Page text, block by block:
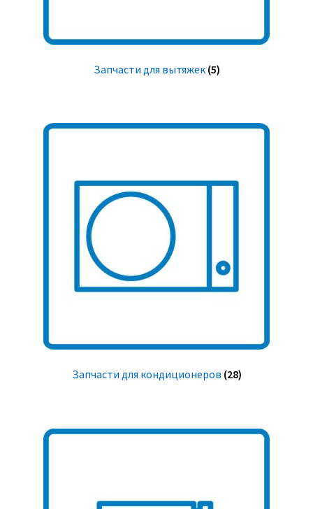
Запчасти для вытяжек (5)
Запчасти для кондиционеров (28)